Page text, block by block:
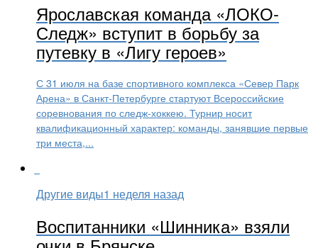
Ярославская команда «ЛОКО-
Следж» вступит в борьбу за
путевку в «Лигу героев»
С 31 июля на базе спортивного комплекса «Север Парк
Арена» в Санкт‑Петербурге стартуют Всероссийские
соревнования по следж-хоккею. Турнир носит
квалификационный характер: команды, занявшие первые
три места,...
Другие виды1 неделя назад
Воспитанники «Шинника» взяли